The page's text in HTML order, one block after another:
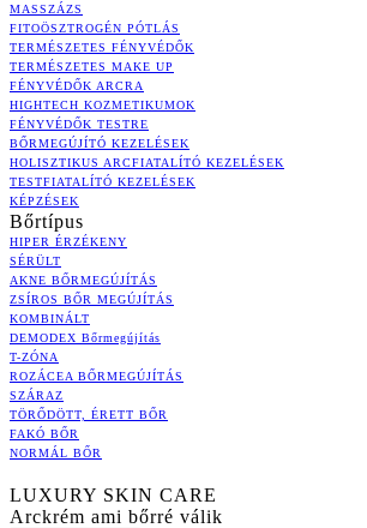
MASSZÁZS
FITOÖSZTROGÉN PÓTLÁS
TERMÉSZETES FÉNYVÉDŐK
TERMÉSZETES MAKE UP
FÉNYVÉDŐK ARCRA
HIGHTECH KOZMETIKUMOK
FÉNYVÉDŐK TESTRE
BŐRMEGÚJÍTÓ KEZELÉSEK
HOLISZTIKUS ARCFIATALÍTÓ KEZELÉSEK
TESTFIATALÍTÓ KEZELÉSEK
KÉPZÉSEK
Bőrtípus
HIPER ÉRZÉKENY
SÉRÜLT
AKNE BŐRMEGÚJÍTÁS
ZSÍROS BŐR MEGÚJÍTÁS
KOMBINÁLT
DEMODEX Bőrmegújítás
T-ZÓNA
ROZÁCEA BŐRMEGÚJÍTÁS
SZÁRAZ
TÖRŐDÖTT, ÉRETT BŐR
FAKÓ BŐR
NORMÁL BŐR
LUXURY SKIN CARE
Arckrém ami bőrré válik